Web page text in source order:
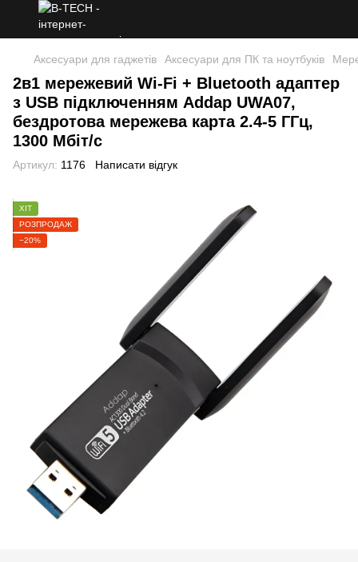
Аксесуари для гаджетів Аксесуари для ПК та ноутбуків
2в1 мережевий Wi-Fi + Bluetooth адаптер
з USB підключенням Addap UWA07,
бездротова мережева карта 2.4-5 ГГц,
1300 Мбіт/с
Артикул: 1176 Написати відгук
ХІТ
РОЗПРОДАЖ
−20%